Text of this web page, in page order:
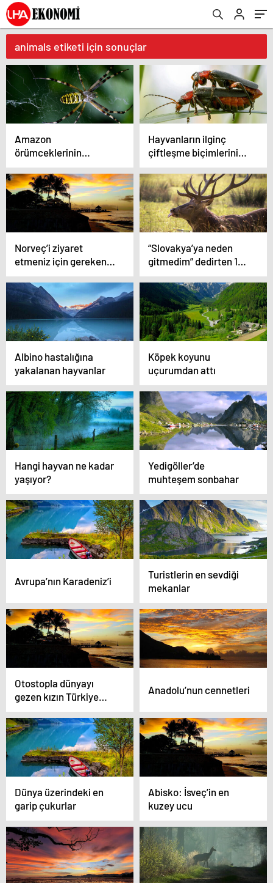
animals etiketi için sonuçlar
Amazon
örümceklerinin
esrarengiz dünyalarına
gitmeye hazır olun.
Hayvanların ilginç
çiftleşme biçimlerini
National Geographic
görüntüledi.
Norveç’i ziyaret
etmeniz için gereken
25 sebep
“Slovakya’ya neden
gitmedim” dedirten 12
fotoğraf
Albino hastalığına
yakalanan hayvanlar
Köpek koyunu
uçurumdan attı
Hangi hayvan ne kadar
yaşıyor?
Yedigöller’de
muhteşem sonbahar
Avrupa’nın Karadeniz’i
Turistlerin en sevdiği
mekanlar
Otostopla dünyayı
gezen kızın Türkiye
fotoğrafları
Anadolu’nun cennetleri
Dünya üzerindeki en
garip çukurlar
Abisko: İsveç’in en
kuzey ucu